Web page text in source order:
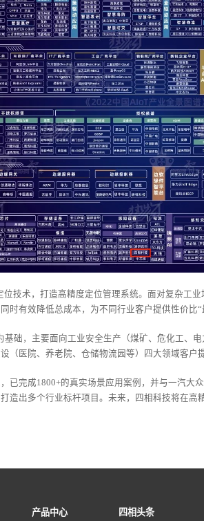
技术，打造高精度定位管理系统。面对复杂工
时有效降低总成本，为不同行业客户提供性价比“
基础，主要面向工业安全生产（煤矿、危化工、
（医院、养老院、仓储物流园等）四大领域客户
已完成1800+的真实场景应用案例，并与一汽大
造出多个行业标杆项目。未来，四相科技将在
产品中心 四相头条